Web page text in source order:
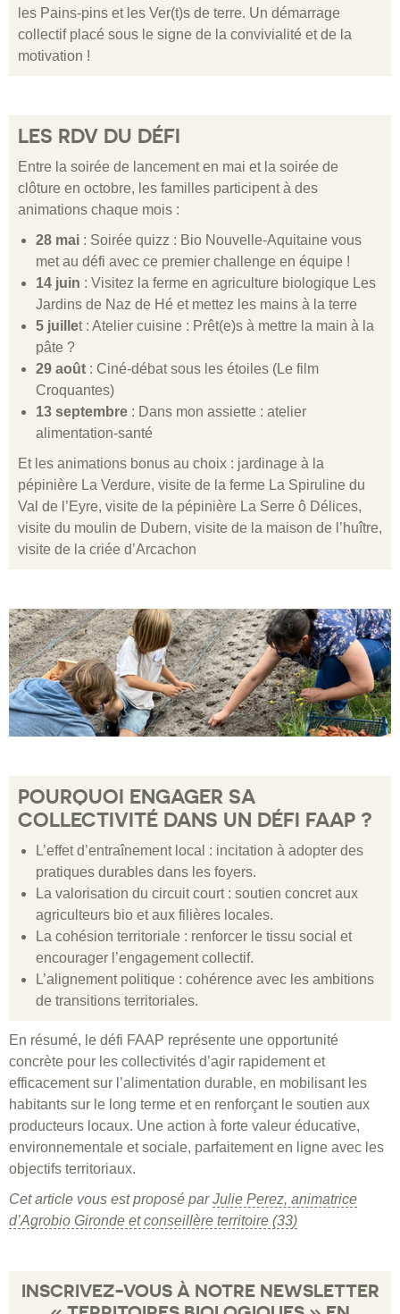
les Pains-pins et les Ver(t)s de terre. Un démarrage
collectif placé sous le signe de la convivialité et de la
motivation !
LES RDV DU DÉFI
Entre la soirée de lancement en mai et la soirée de
clôture en octobre, les familles participent à des
animations chaque mois :
28 mai : Soirée quizz : Bio Nouvelle-Aquitaine vous
met au défi avec ce premier challenge en équipe !
14 juin : Visitez la ferme en agriculture biologique Les
Jardins de Naz de Hé et mettez les mains à la terre
5 juillet : Atelier cuisine : Prêt(e)s à mettre la main à la
pâte ?
29 août : Ciné-débat sous les étoiles (Le film
Croquantes)
13 septembre : Dans mon assiette : atelier
alimentation-santé
Et les animations bonus au choix : jardinage à la
pépinière La Verdure, visite de la ferme La Spiruline du
Val de l’Eyre, visite de la pépinière La Serre ô Délices,
visite du moulin de Dubern, visite de la maison de l’huître,
visite de la criée d’Arcachon
POURQUOI ENGAGER SA
COLLECTIVITÉ DANS UN DÉFI FAAP ?
L’effet d’entraînement local : incitation à adopter des
pratiques durables dans les foyers.
La valorisation du circuit court : soutien concret aux
agriculteurs bio et aux filières locales.
La cohésion territoriale : renforcer le tissu social et
encourager l’engagement collectif.
L’alignement politique : cohérence avec les ambitions
de transitions territoriales.
En résumé, le défi FAAP représente une opportunité
concrète pour les collectivités d’agir rapidement et
efficacement sur l’alimentation durable, en mobilisant les
habitants sur le long terme et en renforçant le soutien aux
producteurs locaux. Une action à forte valeur éducative,
environnementale et sociale, parfaitement en ligne avec les
objectifs territoriaux.
Cet article vous est proposé parJulie Perez, animatrice
d’Agrobio Gironde et conseillère territoire (33)
INSCRIVEZ-VOUS À NOTRE NEWSLETTER